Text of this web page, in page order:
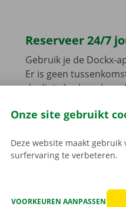
Reserveer 24/7
Gebruik je de Dockx-
Er is geen
de digitale sleutel aan
App Store.
Onze site gebruikt
Deze website maakt
surfervaring te verbeteren.
VOORKEUREN AANPASSEN